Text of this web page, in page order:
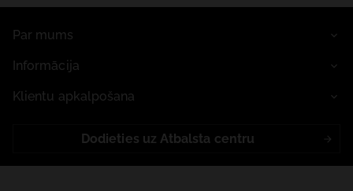
Par mums
Informācija
Klientu apkalpošana
Dodieties uz Atbalsta centru